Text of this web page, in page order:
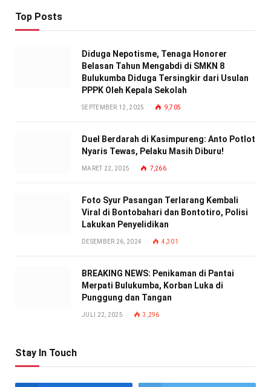
Top Posts
Diduga Nepotisme, Tenaga Honorer
Belasan Tahun Mengabdi di SMKN 8
Bulukumba Diduga Tersingkir dari Usulan
PPPK Oleh Kepala Sekolah
SEPTEMBER 12, 2025 9,705
Duel Berdarah di Kasimpureng: Anto Potlot
Nyaris Tewas, Pelaku Masih Diburu!
MARET 22, 2025 7,266
Foto Syur Pasangan Terlarang Kembali
Viral di Bontobahari dan Bontotiro, Polisi
Lakukan Penyelidikan
DESEMBER 26, 2024 4,301
BREAKING NEWS: Penikaman di Pantai
Merpati Bulukumba, Korban Luka di
Punggung dan Tangan
JULI 22, 2025 3,296
Stay In Touch